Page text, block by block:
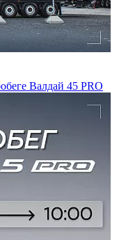
Валдай 45 PRO